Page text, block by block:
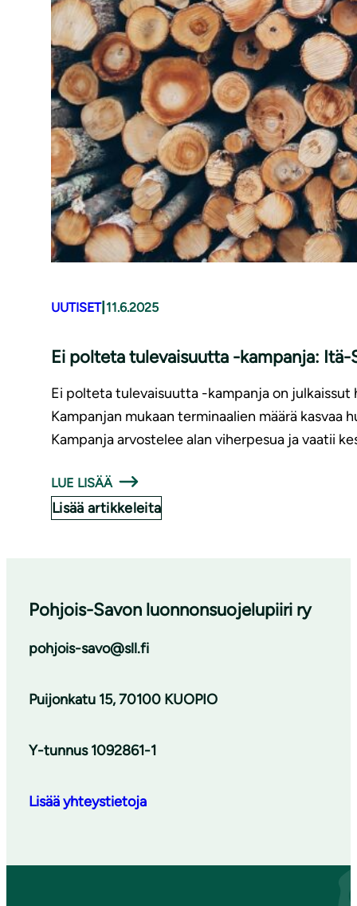
UUTISET| 11.6.2025
Ei polteta tulevaisuutta -kampanja:
Ei polteta tulevaisuutta -kampanja on
Kampanjan mukaan terminaalien määrä kasvaa
Kampanja arvostelee alan viherpesua ja vaatii
LUE LISÄÄ
Lisää artikkeleita
Pohjois-Savon luonnon­suojelu­piiri ry
pohjois-savo@sll.fi
Puijonkatu 15, 70100 KUOPIO
Y-tunnus 1092861-1
Lisää yhteystietoja